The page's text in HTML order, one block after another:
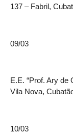
137 – Fabril,
09/03
E.E. “Prof. Ary de
Vila Nova,
10/03